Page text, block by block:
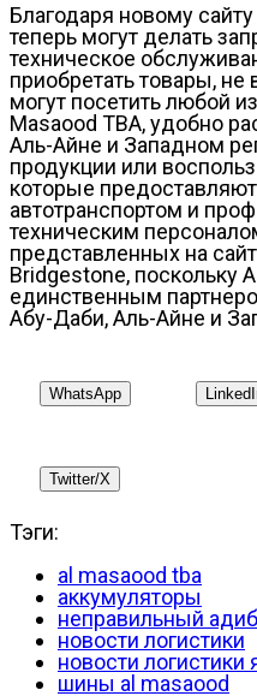
Благодаря новому
теперь могут делать
техническое
приобретать товары,
могут посетить любой
Masaood TBA, удобно
Аль-Айне и Западном
продукции или
которые
автотранспортом и
техническим
представленных на
Bridgestone, поскольку
единственным
Абу-Даби, Аль-Айне и
WhatsApp
Twitter/X
Тэги:
al masaood tba
аккумуляторы
неправильный адиб
новости логистики
новости логистики
шины al masaood